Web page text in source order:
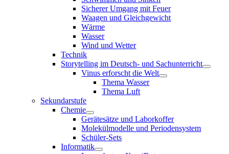
Sicherer Umgang mit Feuer
Waagen und Gleichgewicht
Wärme
Wasser
Wind und Wetter
Technik
Storytelling im Deutsch- und Sachunterricht
Vinus erforscht die Welt
Thema Wasser
Thema Luft
Sekundarstufe
Chemie
Gerätesätze und Laborkoffer
Molekülmodelle und Periodensystem
Schüler-Sets
Informatik